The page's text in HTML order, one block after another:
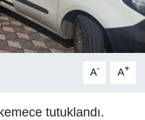
A- A+
tutuklandı.